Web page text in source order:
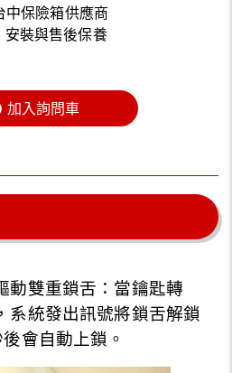
保險箱供應商
裝與售後保養
加入詢問車
動雙重鎖舌： 當鑰匙轉
系統發出訊號將鎖舌解鎖
會自動上鎖。